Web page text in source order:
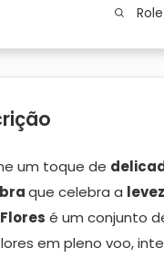
um toque de
que celebra a
é um conjunto
em pleno voo,